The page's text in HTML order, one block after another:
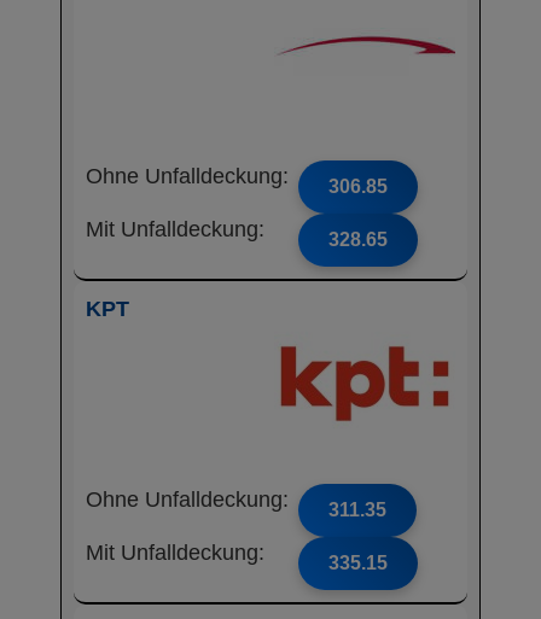
Ohne Unfalldeckung: 306.85
Mit Unfalldeckung: 328.65
KPT
Ohne Unfalldeckung: 311.35
Mit Unfalldeckung: 335.15